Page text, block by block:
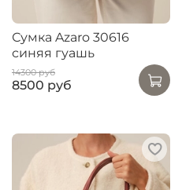
Сумка Azaro 30616
синяя гуашь
14300 руб
8500 руб